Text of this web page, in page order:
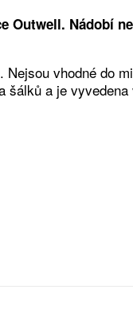
Outwell. Nádobí
vhodné do
a je